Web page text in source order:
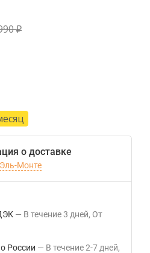
₽
о доставке
Эль-Монте
В течение3 дней От
России В течение2-7 дней